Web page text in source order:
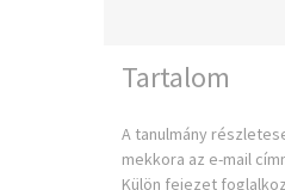
Tartalom
A tanulmány
mekkora az e-mail
Külön fejezet